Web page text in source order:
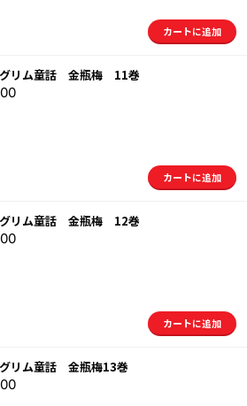
カートに追加
グリム童話 金瓶梅 11巻
カートに追加
グリム童話 金瓶梅 12巻
カートに追加
リム童話 金瓶梅13巻